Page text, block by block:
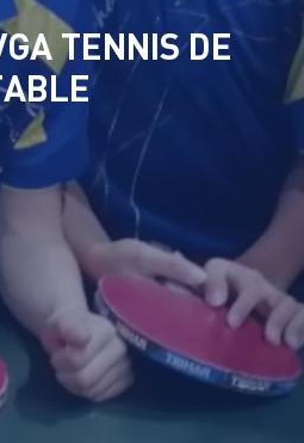
TENNIS DE